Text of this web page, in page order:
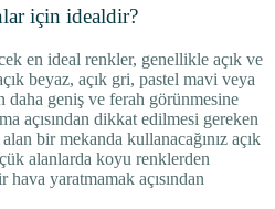
için idealdir?
en ideal renkler, genellikle açık ve
beyaz, açık gri, pastel mavi veya
daha geniş ve ferah görünmesine
açısından dikkat edilmesi gereken
bir mekanda kullanacağınız açık
alanlarda koyu renklerden
yaratmamak açısından